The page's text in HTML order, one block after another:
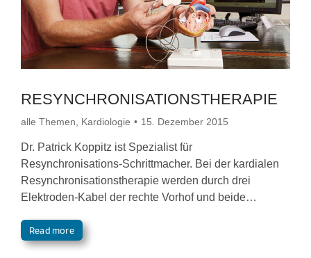
RESYNCHRONISATIONSTHERAPIE
alle Themen Kardiologie 15. Dezember 2015
Dr. Patrick Koppitz ist Spezialist für
Resynchronisations-Schrittmacher. Bei der kardialen
Resynchronisationstherapie werden durch drei
Elektroden-Kabel der rechte Vorhof und beide…
Read more